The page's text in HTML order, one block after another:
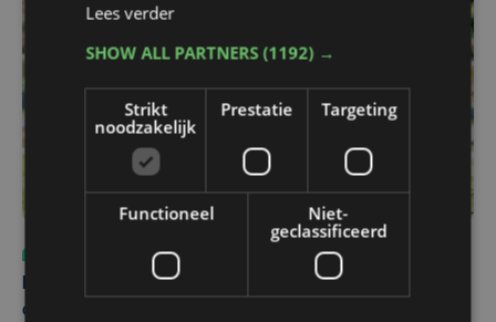
vr 31 juli | 12:46
Net voor kraker tegen Essevee: match van KV Kortrijk
op Anderlecht uitgesteld door Europees voetbal
Lees verder
SHOW ALL PARTNERS(1192) →
Strikt
noodzakelijk
Prestatie Targeting
Functioneel
Niet-
geclassificeerd